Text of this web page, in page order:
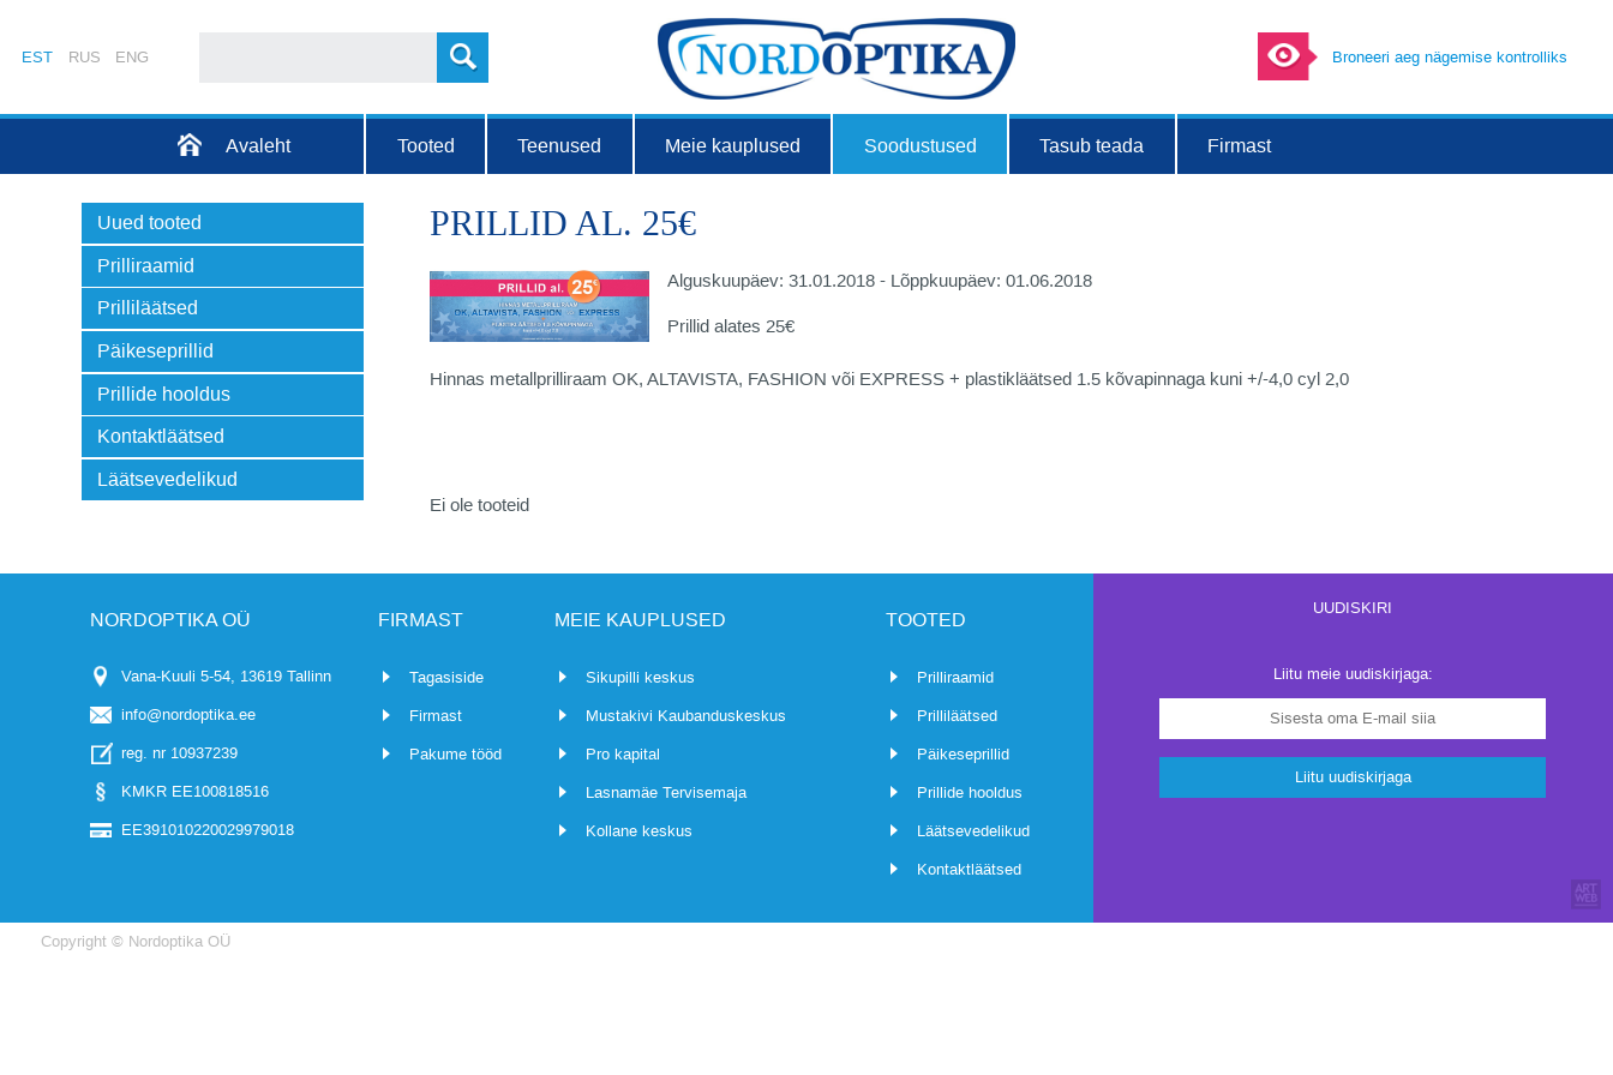
EST RUS ENG Broneeri aeg nägemise kontrolliks
Avaleht Tooted Teenused Meie kauplused Soodustused Tasub teada Firmast
Uued tooted
Prilliraamid
Prilliläätsed
Päikeseprillid
Prillide hooldus
Kontaktläätsed
Läätsevedelikud
PRILLID AL. 25€
Alguskuupäev: 31.01.2018 - Lõppkuupäev: 01.06.2018
Prillid alates 25€
Hinnas metallprilliraam OK, ALTAVISTA, FASHION või EXPRESS + plastikläätsed 1.5 kõvapinnaga kuni +/-4,0 cyl 2,0
Ei ole tooteid
NORDOPTIKA OÜ
Vana-Kuuli 5-54, 13619 Tallinn
info@nordoptika.ee
reg. nr 10937239
KMKR EE100818516
EE391010220029979018
FIRMAST
Tagasiside
Firmast
Pakume tööd
MEIE KAUPLUSED
Sikupilli keskus
Mustakivi Kaubanduskeskus
Pro kapital
Lasnamäe Tervisemaja
Kollane keskus
TOOTED
Prilliraamid
Prilliläätsed
Päikeseprillid
Prillide hooldus
Läätsevedelikud
Kontaktläätsed
UUDISKIRI
Liitu meie uudiskirjaga:
Liitu uudiskirjaga
Copyright © Nordoptika OÜ